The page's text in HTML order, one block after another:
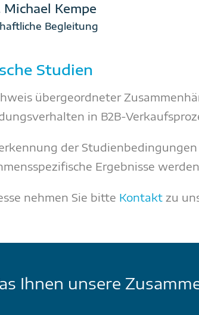
Michael Kempe
Begleitung
Studien
übergeordneter
in B2B-
der
Ergebnisse
nehmen Sie bitte Kontaktzu
Ihnen unsere